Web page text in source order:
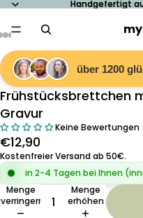
Handgefertigt
Handgefertigt
Bild
im
Vollbildmodus
öffnen
Bild
im
Vollbildmodus
öffnen
Bild
im
Vollbildmodus
öffnen
Bild
im
Vollbildmodus
öffnen
Bild
im
Vollbildmodus
öffnen
über 1200
Frühstücksbrettchen
Gravur
Keine Bewertungen
€12,90
Kostenfreier Versand ab 50€.
in 2-4 Tagen bei Ihnen
Menge
verringern
Menge
erhöhen